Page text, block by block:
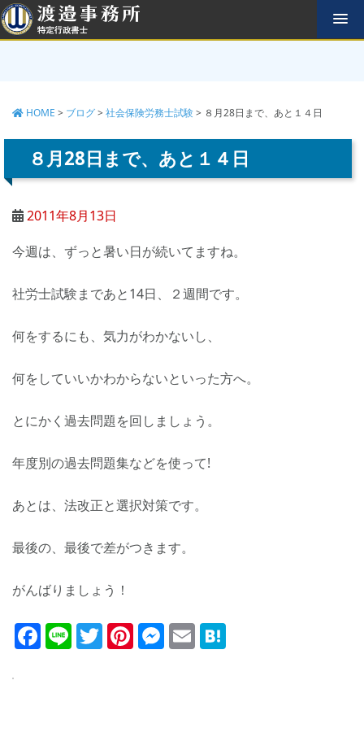
コ
ン
テ
HOME > ブログ> 社会保険労務士試験> ８月28日まで、あと１４日
８月28日まで、あと１４日
2011年8月13日
今週は、ずっと暑い日が続いてますね。
社労士試験まであと14日、２週間です。
何をするにも、気力がわかないし、
何をしていいかわからないといった方へ。
とにかく過去問題を回しましょう。
年度別の過去問題集などを使って!
あとは、法改正と選択対策です。
最後の、最後で差がつきます。
がんばりましょう！
Facebook
LineTwitter
Pinterest
Messenger
Email